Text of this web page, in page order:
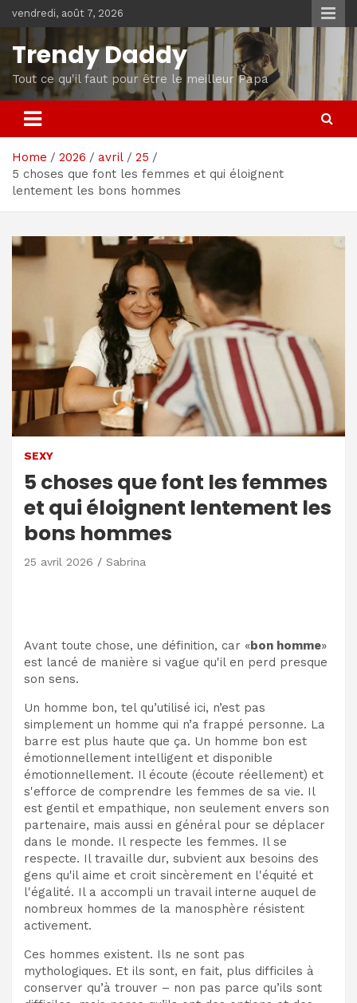
to
content
vendredi, août 7, 2026
Trendy Daddy
Tout ce qu'il faut pour être le meilleur Papa
Home 2026 avril
25
5 choses que font les femmes et qui éloignent
lentement les bons hommes
SEXY
5 choses que font les femmes
et qui éloignent lentement les
bons hommes
25 avril 2026 Sabrina
Avant toute chose, une définition, car «bon homme»
est lancé de manière si vague qu'il en perd presque
son sens.
Un homme bon, tel qu’utilisé ici, n’est pas
simplement un homme qui n’a frappé personne. La
barre est plus haute que ça. Un homme bon est
émotionnellement intelligent et disponible
émotionnellement. Il écoute (écoute réellement) et
s'efforce de comprendre les femmes de sa vie. Il
est gentil et empathique, non seulement envers son
partenaire, mais aussi en général pour se déplacer
dans le monde. Il respecte les femmes. Il se
respecte. Il travaille dur, subvient aux besoins des
gens qu'il aime et croit sincèrement en l'équité et
l'égalité. Il a accompli un travail interne auquel de
nombreux hommes de la manosphère résistent
activement.
Ces hommes existent. Ils ne sont pas
mythologiques. Et ils sont, en fait, plus difficiles à
conserver qu’à trouver – non pas parce qu’ils sont